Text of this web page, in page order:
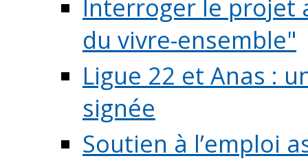
Interroger le projet
du vivre-ensemble"
Ligue 22 et Anas :
signée
Soutien à l’emploi